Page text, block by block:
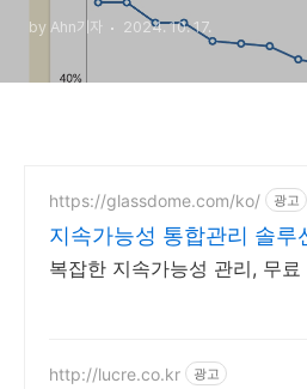
by Ahn기자 2024. 10. 17.
https://glassdome.com/ko/ 광고
지속가능성 통합관리 솔루
복잡한 지속가능성 관리, 무
http://lucre.co.kr 광고